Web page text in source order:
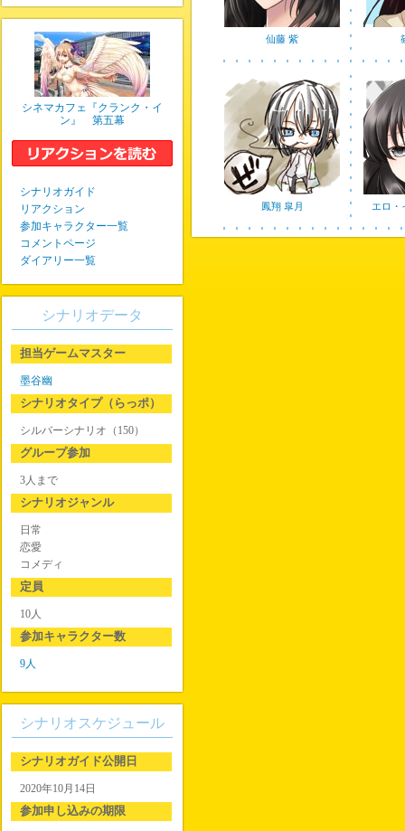
仙藤 紫
鳳翔 皐月 エロ・
シネマカフェ『クランク・イ
ン』 第五幕
シナリオガイド
リアクション
参加キャラクター一覧
コメントページ
ダイアリー一覧
シナリオデータ
担当ゲームマスター
墨谷幽
シナリオタイプ（らっポ）
シルバーシナリオ（150）
グループ参加
3人まで
シナリオジャンル
日常
恋愛
コメディ
定員
10人
参加キャラクター数
9人
シナリオスケジュール
シナリオガイド公開日
2020年10月14日
参加申し込みの期限